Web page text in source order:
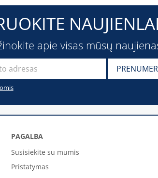
apie visas mūsų
PAGALBA
Susisiekite su mumis
Pristatymas